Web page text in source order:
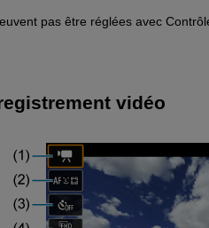
pas être réglées avec
vidéo